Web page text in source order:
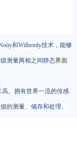
和Wilhemly技术，能够
级测量两相之间静态界面
。拥有世界一流的传感
的测量、储存和处理。